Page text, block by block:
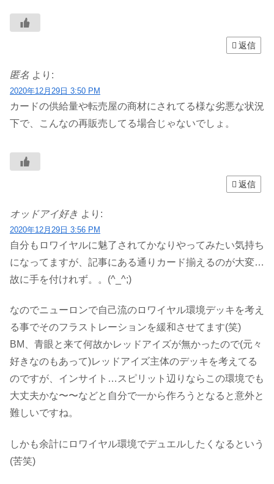
返信
匿名 より:
2020年12月29日 3:50 PM
カードの供給量や転売屋の商材にされてる様な劣悪な状況
下で、こんなの再販売してる場合じゃないでしょ。
返信
オッドアイ好き より:
2020年12月29日 3:56 PM
自分もロワイヤルに魅了されてかなりやってみたい気持ち
になってますが、記事にある通りカード揃えるのが大変…
故に手を付けれず。。(^_^;)
なのでニューロンで自己流のロワイヤル環境デッキを考え
る事でそのフラストレーションを緩和させてます(笑)
BM、青眼と来て何故かレッドアイズが無かったので(元々
好きなのもあって)レッドアイズ主体のデッキを考えてる
のですが、インサイト…スピリット辺りならこの環境でも
大丈夫かな〜〜などと自分で一から作ろうとなると意外と
難しいですね。
しかも余計にロワイヤル環境でデュエルしたくなるという
(苦笑)